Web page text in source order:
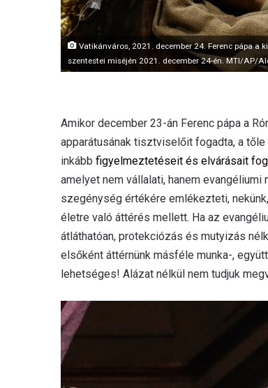
Vatikánváros, 2021. december 24. Ferenc pápa
szentestei miséjén 2021. december 24-én. MTI/AP/
Amikor december 23-án Ferenc pápa a
apparátusának tisztviselőit fogadta, a
inkább figyelmeztetéseit és elvárásait
amelyet nem vállalati, hanem
szegénység értékére emlékezteti,
életre való áttérés mellett. Ha az
átláthatóan, protekciózás és mutyizás
elsőként áttérnünk másféle munka-,
lehetséges! Alázat nélkül nem tudjuk